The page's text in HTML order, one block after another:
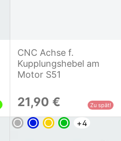
CNC Achse f.
Kupplungshebel am
Motor S51
21,90 € Zu spät!
+4